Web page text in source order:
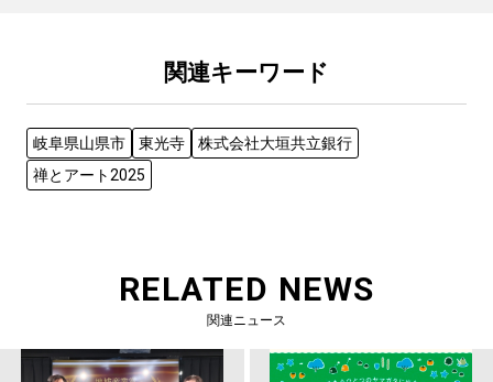
関連キーワード
岐阜県山県市 東光寺
株式会社大垣共立銀行
禅とアート2025
RELATED NEWS
関連ニュース